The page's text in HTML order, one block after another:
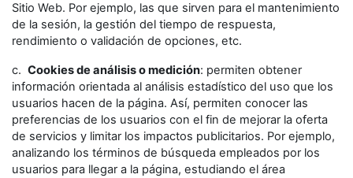
Sitio Web. Por ejemplo, las que sirven para el mantenimiento
de la sesión, la gestión del tiempo de respuesta,
rendimiento o validación de opciones, etc.
c. Cookies de análisis o medición: permiten obtener
información orientada al análisis estadístico del uso que los
usuarios hacen de la página. Así, permiten conocer las
preferencias de los usuarios con el fin de mejorar la oferta
de servicios y limitar los impactos publicitarios. Por ejemplo,
analizando los términos de búsqueda empleados por los
usuarios para llegar a la página, estudiando el área